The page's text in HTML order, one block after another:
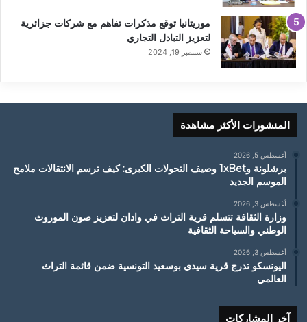
موريتانيا توقع مذكرات تفاهم مع شركات جزائرية
لتعزيز التبادل التجاري
سبتمبر 19, 2024
المنشورات الأكثر مشاهدة
أغسطس 5, 2026
برشلونة و1xBet وصيف التحولات الكبرى: كيف ترسم الانتقالات ملامح
الموسم الجديد
أغسطس 3, 2026
وزارة الثقافة تتسلم قرية التراث في وادان لتعزيز صون الموروث
الوطني والسياحة الثقافية
أغسطس 3, 2026
اليونسكو تدرج قرية سيدي بوسعيد التونسية ضمن قائمة التراث
العالمي
آخر المشاركات